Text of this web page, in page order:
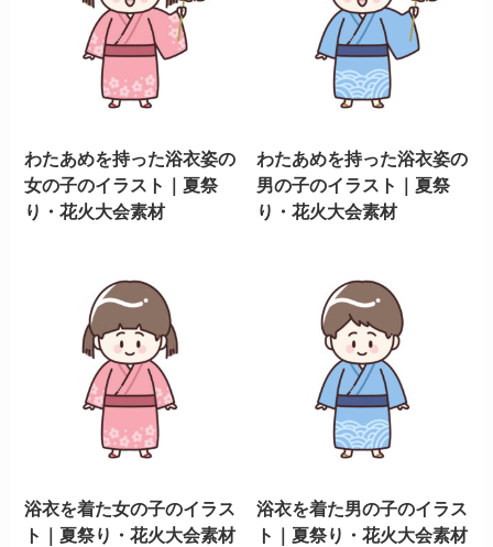
わたあめを持った浴衣姿の
女の子のイラスト｜夏祭
り・花火大会素材
わたあめを持った浴衣姿の
男の子のイラスト｜夏祭
り・花火大会素材
浴衣を着た女の子のイラス
ト｜夏祭り・花火大会素材
浴衣を着た男の子のイラス
ト｜夏祭り・花火大会素材